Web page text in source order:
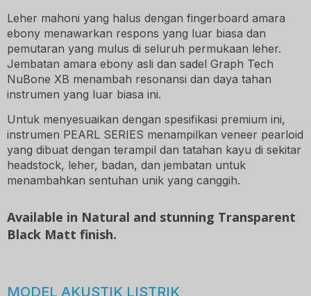
Leher mahoni yang halus dengan fingerboard amara
ebony menawarkan respons yang luar biasa dan
pemutaran yang mulus di seluruh permukaan leher.
Jembatan amara ebony asli dan sadel Graph Tech
NuBone XB menambah resonansi dan daya tahan
instrumen yang luar biasa ini.
Untuk menyesuaikan dengan spesifikasi premium ini,
instrumen PEARL SERIES menampilkan veneer pearloid
yang dibuat dengan terampil dan tatahan kayu di sekitar
headstock, leher, badan, dan jembatan untuk
menambahkan sentuhan unik yang canggih.
Available in Natural and stunning Transparent
Black Matt finish.
MODEL AKUSTIK LISTRIK